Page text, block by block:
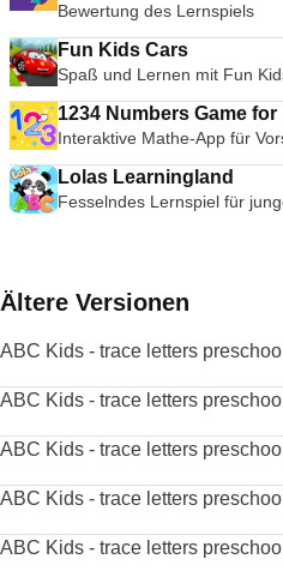
Bewertung des Lernspiels
Fun Kids Cars
Spaß und Lernen mit Fun
1234 Numbers Game
Interaktive Mathe-App für
Lolas Learningland
Fesselndes Lernspiel für
Ältere Versionen
ABC Kids - trace letters
ABC Kids - trace letters
ABC Kids - trace letters
ABC Kids - trace letters
ABC Kids - trace letters